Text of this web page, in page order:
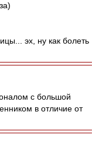
эх, ну как болеть
с большой
в отличие от